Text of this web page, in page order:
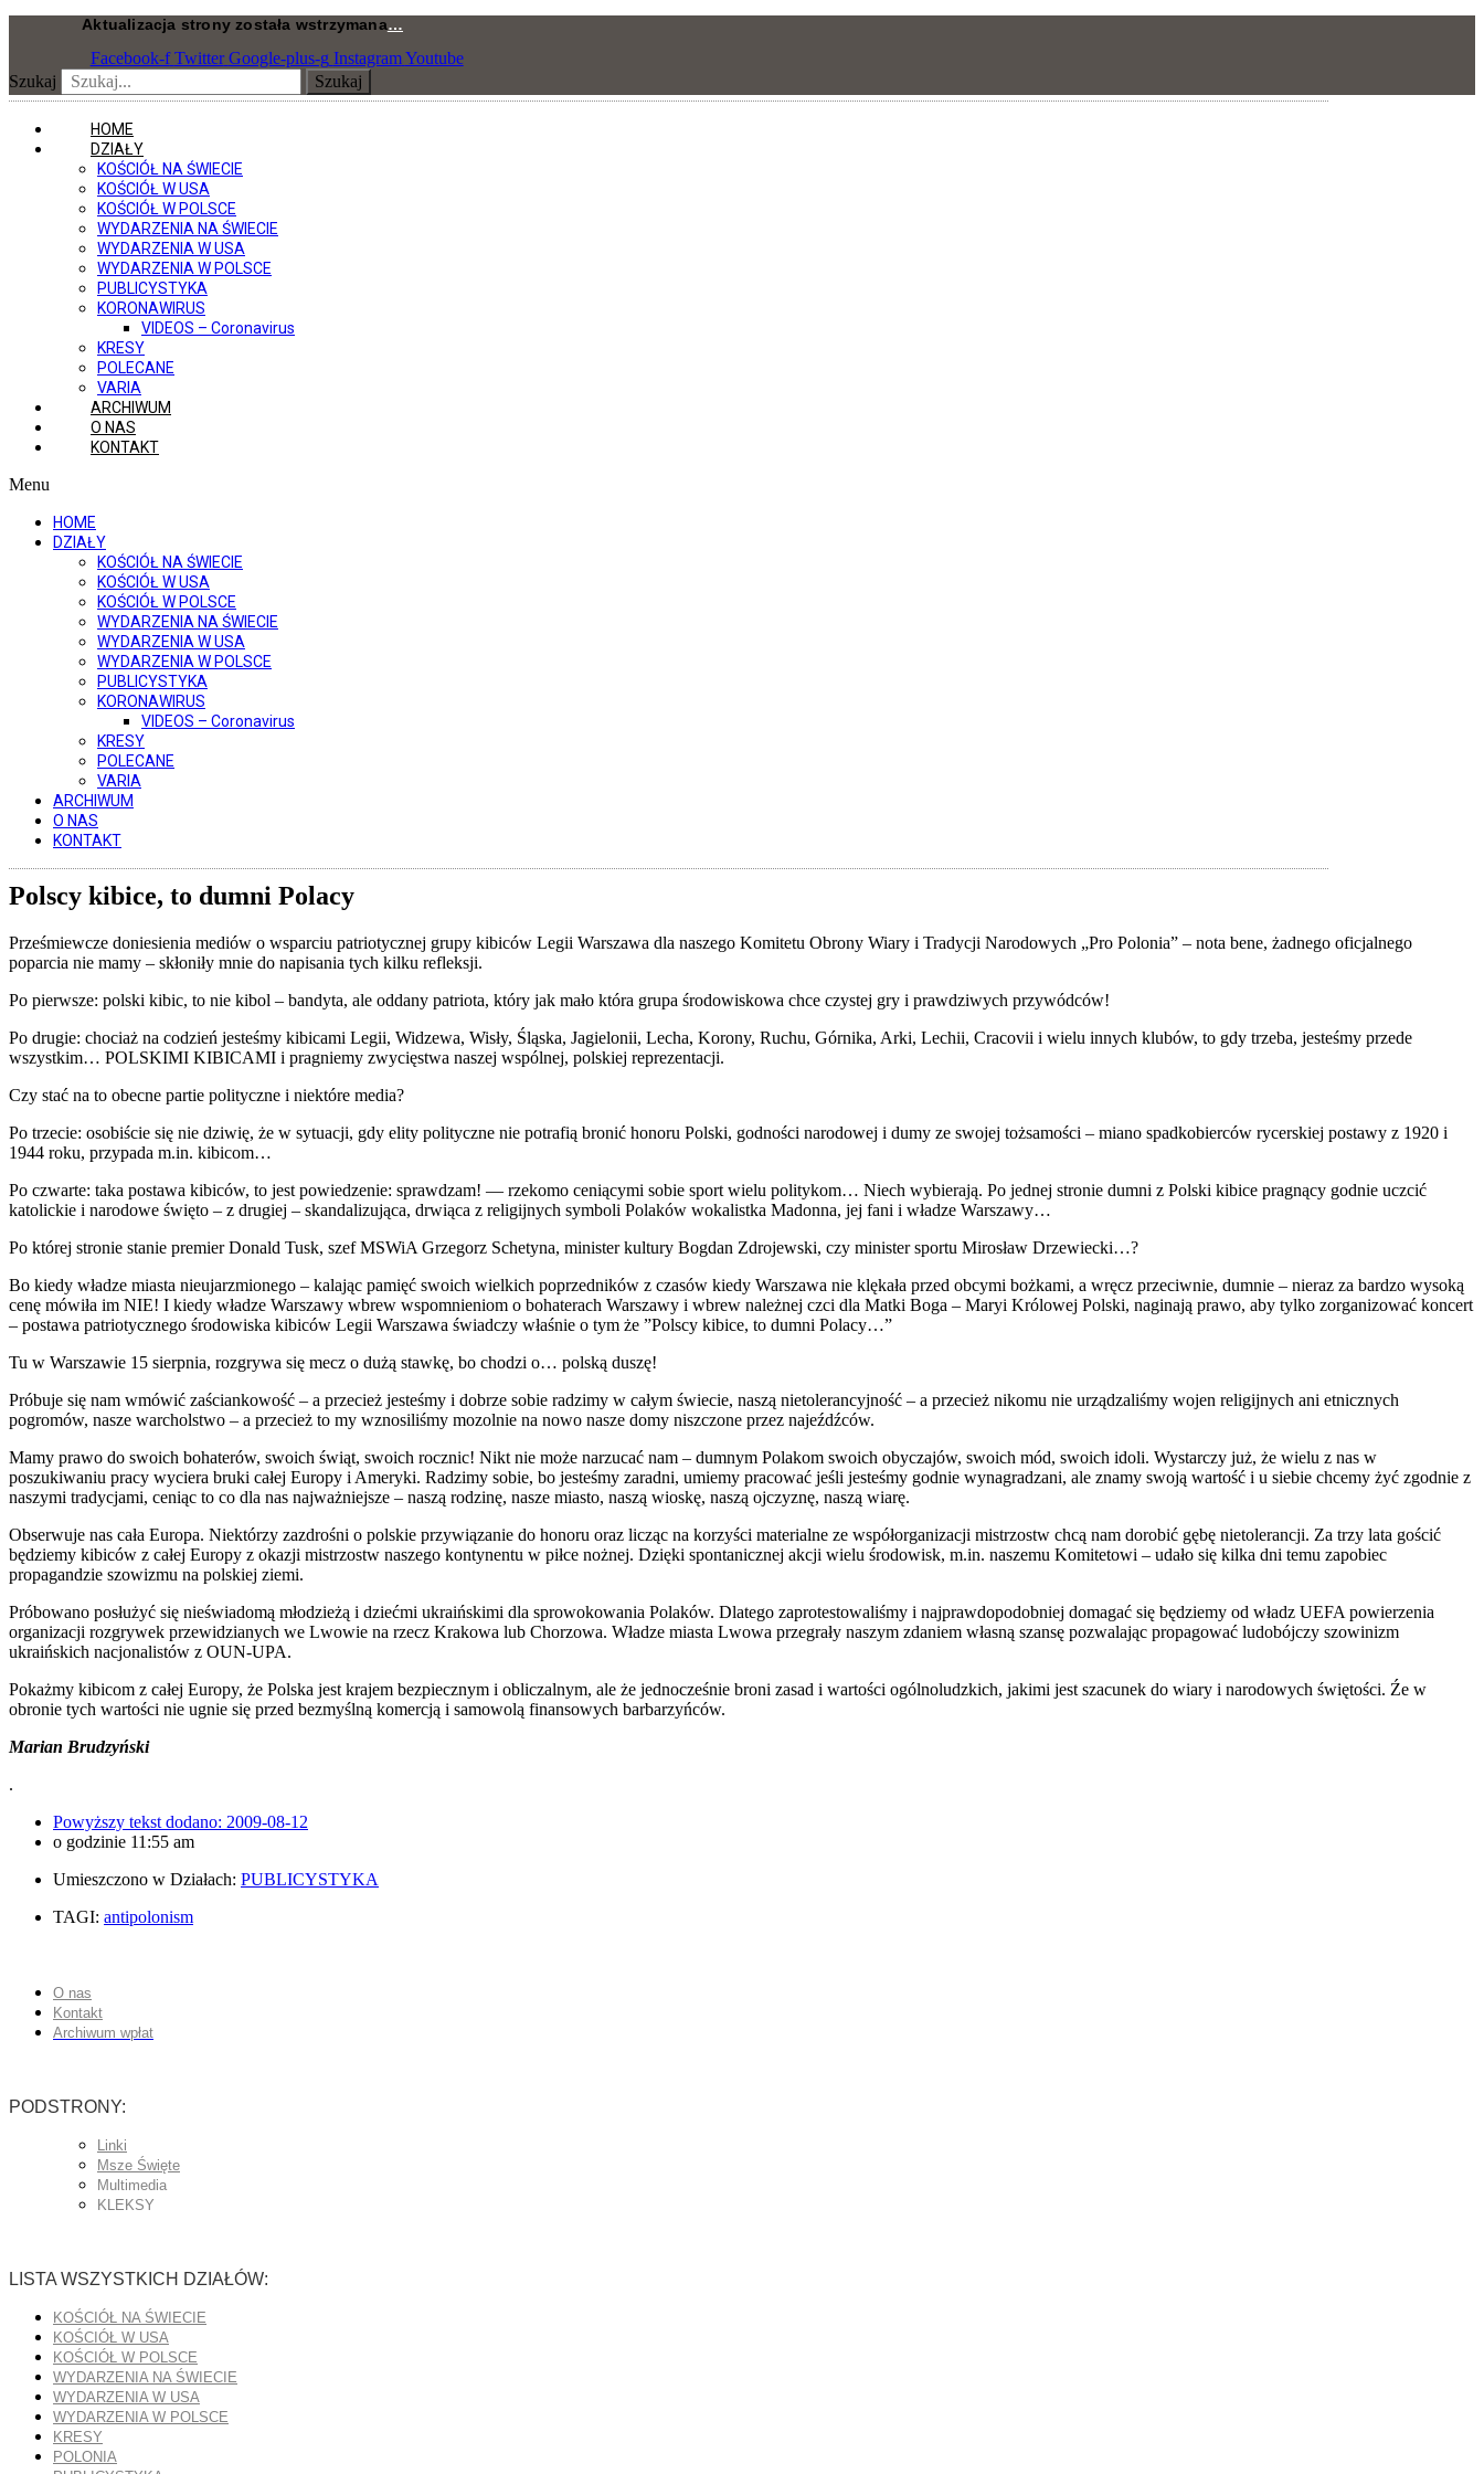
Aktualizacja strony została wstrzymana…
Facebook-f Twitter Google-plus-g InstagramYoutube
Szukaj
Szukaj
HOME
DZIAŁY
KOŚCIÓŁ NA ŚWIECIE
KOŚCIÓŁ W USA
KOŚCIÓŁ W POLSCE
WYDARZENIA NA ŚWIECIE
WYDARZENIA W USA
WYDARZENIA W POLSCE
PUBLICYSTYKA
KORONAWIRUS
VIDEOS – Coronavirus
KRESY
POLECANE
VARIA
ARCHIWUM
O NAS
KONTAKT
Menu
HOME
DZIAŁY
KOŚCIÓŁ NA ŚWIECIE
KOŚCIÓŁ W USA
KOŚCIÓŁ W POLSCE
WYDARZENIA NA ŚWIECIE
WYDARZENIA W USA
WYDARZENIA W POLSCE
PUBLICYSTYKA
KORONAWIRUS
VIDEOS – Coronavirus
KRESY
POLECANE
VARIA
ARCHIWUM
O NAS
KONTAKT
Polscy kibice, to dumni Polacy
Prześmiewcze doniesienia mediów o wsparciu patriotycznej grupy kibiców Legii Warszawa dla naszego Komitetu Obrony Wiary i Tradycji Narodowych „Pro Polonia” – nota bene, żadnego oficjalnego
poparcia nie mamy – skłoniły mnie do napisania tych kilku refleksji.
Po pierwsze: polski kibic, to nie kibol – bandyta, ale oddany patriota, który jak mało która grupa środowiskowa chce czystej gry i prawdziwych przywódców!
Po drugie: chociaż na codzień jesteśmy kibicami Legii, Widzewa, Wisły, Śląska, Jagielonii, Lecha, Korony, Ruchu, Górnika, Arki, Lechii, Cracovii i wielu innych klubów, to gdy trzeba, jesteśmy przede
wszystkim… POLSKIMI KIBICAMI i pragniemy zwycięstwa naszej wspólnej, polskiej reprezentacji.
Czy stać na to obecne partie polityczne i niektóre media?
Po trzecie: osobiście się nie dziwię, że w sytuacji, gdy elity polityczne nie potrafią bronić honoru Polski, godności narodowej i dumy ze swojej tożsamości – miano spadkobierców rycerskiej postawy z 1920 i
1944 roku, przypada m.in. kibicom…
Po czwarte: taka postawa kibiców, to jest powiedzenie: sprawdzam! — rzekomo ceniącymi sobie sport wielu politykom… Niech wybierają. Po jednej stronie dumni z Polski kibice pragnący godnie uczcić
katolickie i narodowe święto – z drugiej – skandalizująca, drwiąca z religijnych symboli Polaków wokalistka Madonna, jej fani i władze Warszawy…
Po której stronie stanie premier Donald Tusk, szef MSWiA Grzegorz Schetyna, minister kultury Bogdan Zdrojewski, czy minister sportu Mirosław Drzewiecki…?
Bo kiedy władze miasta nieujarzmionego – kalając pamięć swoich wielkich poprzedników z czasów kiedy Warszawa nie klękała przed obcymi bożkami, a wręcz przeciwnie, dumnie – nieraz za bardzo wysoką
cenę mówiła im NIE! I kiedy władze Warszawy wbrew wspomnieniom o bohaterach Warszawy i wbrew należnej czci dla Matki Boga – Maryi Królowej Polski, naginają prawo, aby tylko zorganizować koncert
– postawa patriotycznego środowiska kibiców Legii Warszawa świadczy właśnie o tym że ”Polscy kibice, to dumni Polacy…”
Tu w Warszawie 15 sierpnia, rozgrywa się mecz o dużą stawkę, bo chodzi o… polską duszę!
Próbuje się nam wmówić zaściankowość – a przecież jesteśmy i dobrze sobie radzimy w całym świecie, naszą nietolerancyjność – a przecież nikomu nie urządzaliśmy wojen religijnych ani etnicznych
pogromów, nasze warcholstwo – a przecież to my wznosiliśmy mozolnie na nowo nasze domy niszczone przez najeźdźców.
Mamy prawo do swoich bohaterów, swoich świąt, swoich rocznic! Nikt nie może narzucać nam – dumnym Polakom swoich obyczajów, swoich mód, swoich idoli. Wystarczy już, że wielu z nas w
poszukiwaniu pracy wyciera bruki całej Europy i Ameryki. Radzimy sobie, bo jesteśmy zaradni, umiemy pracować jeśli jesteśmy godnie wynagradzani, ale znamy swoją wartość i u siebie chcemy żyć zgodnie z
naszymi tradycjami, ceniąc to co dla nas najważniejsze – naszą rodzinę, nasze miasto, naszą wioskę, naszą ojczyznę, naszą wiarę.
Obserwuje nas cała Europa. Niektórzy zazdrośni o polskie przywiązanie do honoru oraz licząc na korzyści materialne ze współorganizacji mistrzostw chcą nam dorobić gębę nietolerancji. Za trzy lata gościć
będziemy kibiców z całej Europy z okazji mistrzostw naszego kontynentu w piłce nożnej. Dzięki spontanicznej akcji wielu środowisk, m.in. naszemu Komitetowi – udało się kilka dni temu zapobiec
propagandzie szowizmu na polskiej ziemi.
Próbowano posłużyć się nieświadomą młodzieżą i dziećmi ukraińskimi dla sprowokowania Polaków. Dlatego zaprotestowaliśmy i najprawdopodobniej domagać się będziemy od władz UEFA powierzenia
organizacji rozgrywek przewidzianych we Lwowie na rzecz Krakowa lub Chorzowa. Władze miasta Lwowa przegrały naszym zdaniem własną szansę pozwalając propagować ludobójczy szowinizm
ukraińskich nacjonalistów z OUN-UPA.
Pokażmy kibicom z całej Europy, że Polska jest krajem bezpiecznym i obliczalnym, ale że jednocześnie broni zasad i wartości ogólnoludzkich, jakimi jest szacunek do wiary i narodowych świętości. Źe w
obronie tych wartości nie ugnie się przed bezmyślną komercją i samowolą finansowych barbarzyńców.
Marian Brudzyński
.
Powyższy tekst dodano: 2009-08-12
o godzinie 11:55 am
Umieszczono w Działach: PUBLICYSTYKA
TAGI: antipolonism
O nas
Kontakt
Archiwum wpłat
PODSTRONY:
Linki
Msze Święte
Multimedia
KLEKSY
LISTA WSZYSTKICH DZIAŁÓW:
KOŚCIÓŁ NA ŚWIECIE
KOŚCIÓŁ W USA
KOŚCIÓŁ W POLSCE
WYDARZENIA NA ŚWIECIE
WYDARZENIA W USA
WYDARZENIA W POLSCE
KRESY
POLONIA